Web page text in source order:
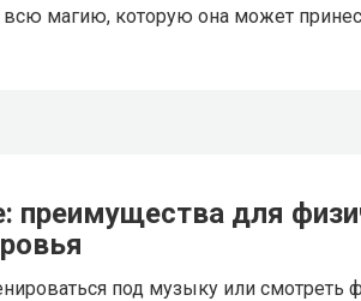
всю магию, которую она может
преимущества для
под музыку или смотреть